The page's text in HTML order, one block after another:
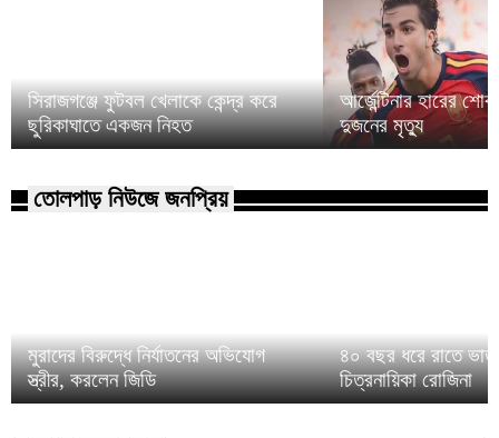
সিরাজগঞ্জে ফুটবল খেলাকে কেন্দ্র করে
ছুরিকাঘাতে একজন নিহত
আর্জেন্টিনার হারের
দুজনের মৃত্যু
তোলপাড় নিউজে জনপ্রিয়
মুরাদের বিরুদ্ধে নির্যাতনের অভিযোগ
স্ত্রীর, করলেন জিডি
৪০ বছর ধরে রাতে ভাত
চিত্রনায়িকা রোজিনা